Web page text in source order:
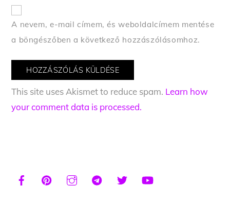
A nevem, e-mail címem, és weboldalcímem mentése
a böngészőben a következő hozzászólásomhoz.
This site uses Akismet to reduce spam. Learn how
your comment data is processed.